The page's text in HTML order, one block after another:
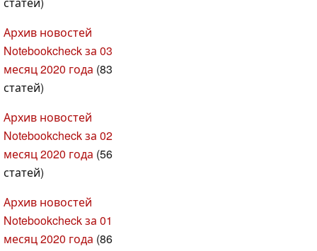
Архив новостей
Notebookcheck за 03
месяц 2020 года (83
статей)
Архив новостей
Notebookcheck за 02
месяц 2020 года (56
статей)
Архив новостей
Notebookcheck за 01
месяц 2020 года (86